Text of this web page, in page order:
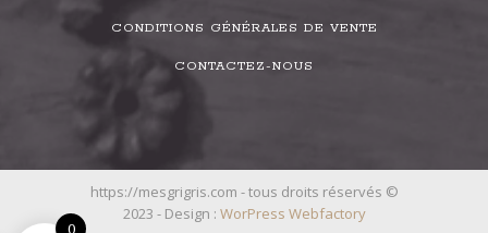
CONDITIONS GÉNÉRALES DE VENTE
CONTACTEZ-NOUS
https://mesgrigris.com - tous droits réservés ©
2023 - Design : WorPress Webfactory
0